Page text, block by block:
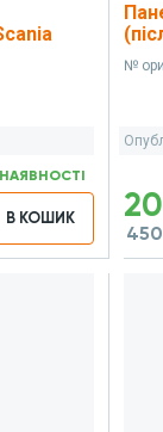
В КОШИК
№
450